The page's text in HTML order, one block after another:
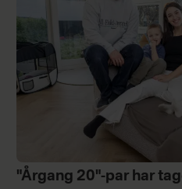
"Årgang 20"-par har